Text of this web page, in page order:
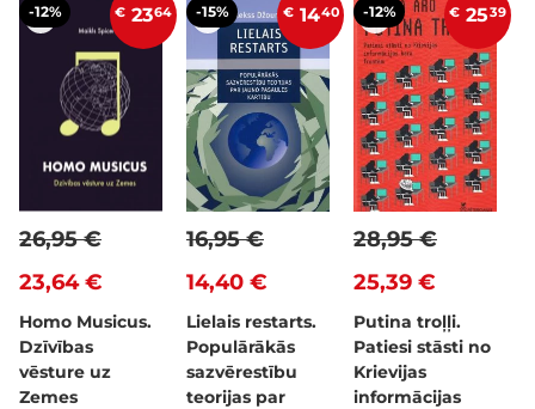
-12% € 2364
23,64 €
26,95 €
Homo Musicus.
Dzīvības
vēsture uz
Zemes
-15% € 1440
14,40 €
16,95 €
Lielais restarts.
Populārākās
sazvērestību
teorijas par
-12% € 2539
25,39 €
28,95 €
Putina troļļi.
Patiesi stāsti no
Krievijas
informācijas